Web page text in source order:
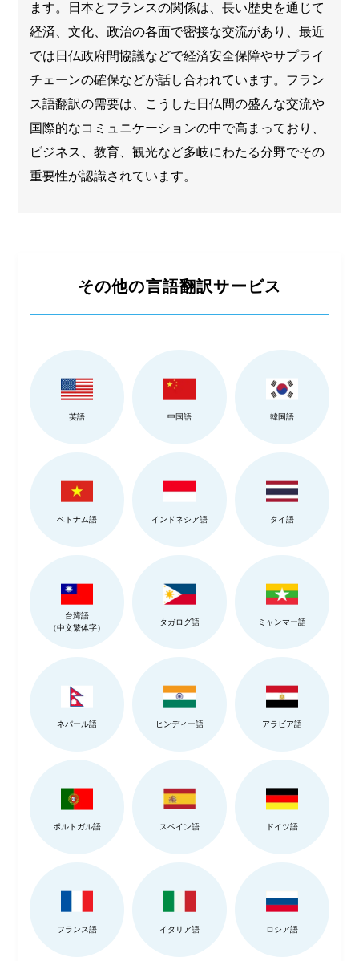
ます。日本とフランスの関係は、長い歴史を通じて
経済、文化、政治の各面で密接な交流があり、最近
では日仏政府間協議などで経済安全保障やサプライ
チェーンの確保などが話し合われています。フラン
ス語翻訳の需要は、こうした日仏間の盛んな交流や
国際的なコミュニケーションの中で高まっており、
ビジネス、教育、観光など多岐にわたる分野でその
重要性が認識されています。
その他の言語翻訳サービス
英語 中国語 韓国語
ベトナム語 インドネシア語 タイ語
台湾語
（中文繁体字）
タガログ語 ミャンマー語
ネパール語 ヒンディー語 アラビア語
ポルトガル語 スペイン語 ドイツ語
フランス語 イタリア語 ロシア語